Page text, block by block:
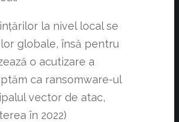
la nivel local se
globale, însă pentru
o acutizare a
ca ransomware-ul
vector de atac,
în 2022)